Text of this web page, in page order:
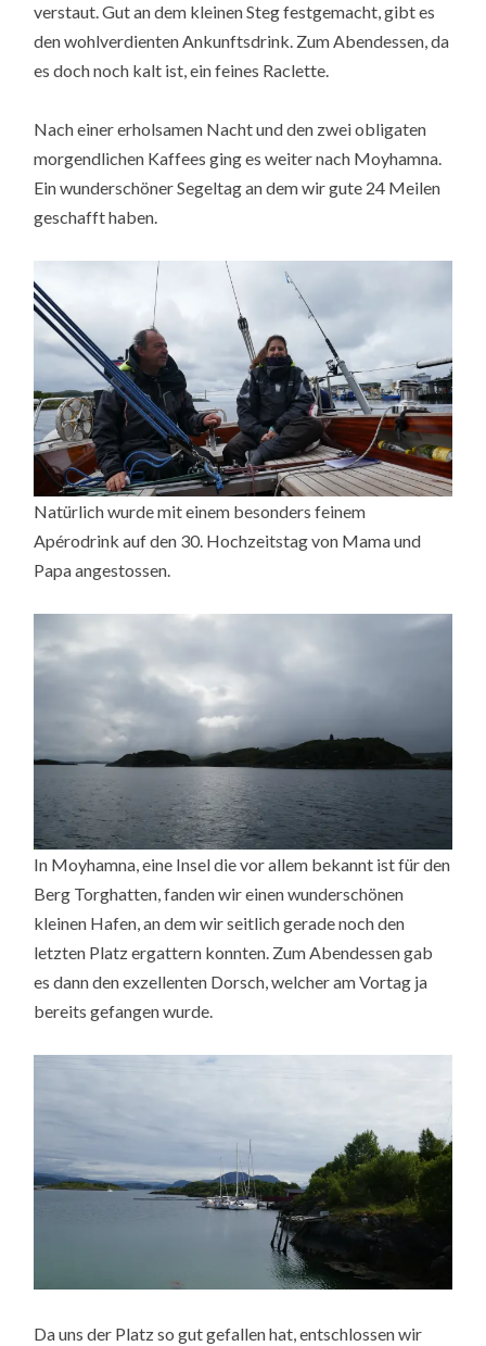
verstaut. Gut an dem kleinen Steg festgemacht, gibt es
den wohlverdienten Ankunftsdrink. Zum Abendessen, da
es doch noch kalt ist, ein feines Raclette.
Nach einer erholsamen Nacht und den zwei obligaten
morgendlichen Kaffees ging es weiter nach Moyhamna.
Ein wunderschöner Segeltag an dem wir gute 24 Meilen
geschafft haben.
Natürlich wurde mit einem besonders feinem
Apérodrink auf den 30. Hochzeitstag von Mama und
Papa angestossen.
In Moyhamna, eine Insel die vor allem bekannt ist für den
Berg Torghatten, fanden wir einen wunderschönen
kleinen Hafen, an dem wir seitlich gerade noch den
letzten Platz ergattern konnten. Zum Abendessen gab
es dann den exzellenten Dorsch, welcher am Vortag ja
bereits gefangen wurde.
Da uns der Platz so gut gefallen hat, entschlossen wir